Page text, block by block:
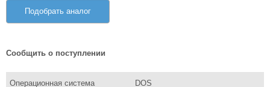
Подобрать аналог
Сообщить о поступлении
Операционная система DOS